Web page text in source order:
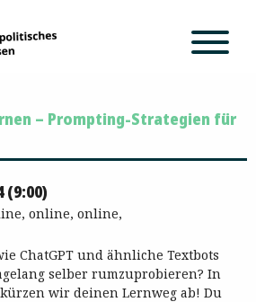
– Prompting-Strategien für
(9:00)
online, online,
ChatGPT und ähnliche Textbots
selber rumzuprobieren? In
wir deinen Lernweg ab! Du